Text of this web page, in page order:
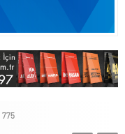
775